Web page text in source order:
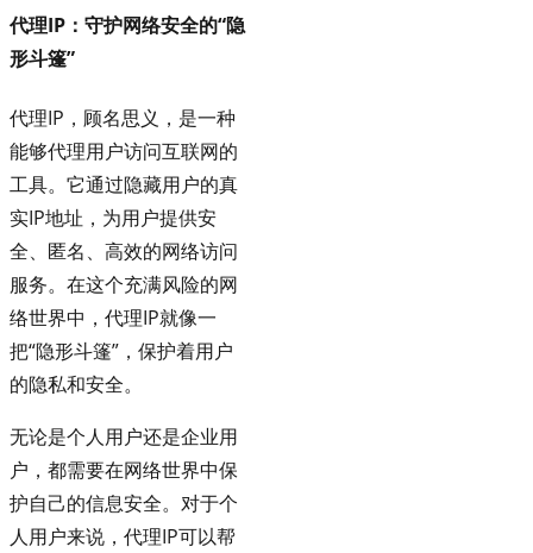
代理IP：守护网络安全的“隐
形斗篷”
代理IP，顾名思义，是一种
能够代理用户访问互联网的
工具。它通过隐藏用户的真
实IP地址，为用户提供安
全、匿名、高效的网络访问
服务。在这个充满风险的网
络世界中，代理IP就像一
把“隐形斗篷”，保护着用户
的隐私和安全。
无论是个人用户还是企业用
户，都需要在网络世界中保
护自己的信息安全。对于个
人用户来说，代理IP可以帮